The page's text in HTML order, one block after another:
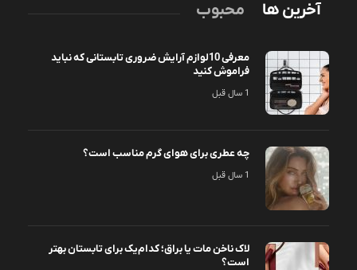
آخرین ها محبوب
معرفی 10لوازم آرایش ضروری تابستانی که نباید
فراموش کنید
1 سال قبل
چه عطری برای هوای گرم مناسب است؟
1 سال قبل
لاک ناخن مات یا براق؛ کدام‌یک برای تابستان بهتر
است؟